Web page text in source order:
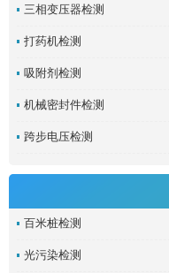
三相变压器检测
打药机检测
吸附剂检测
机械密封件检测
跨步电压检测
百米桩检测
光污染检测